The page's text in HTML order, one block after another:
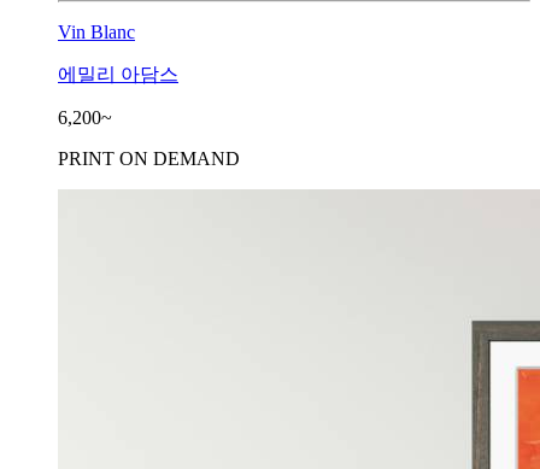
Vin Blanc
에밀리 아담스
6,200~
PRINT ON DEMAND